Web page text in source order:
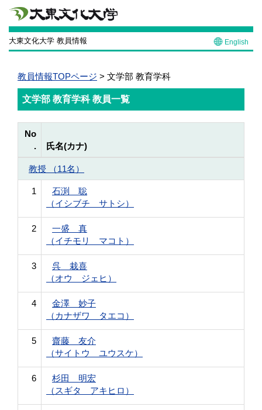
大東文化大学 教員情報 English
教員情報TOPページ > 文学部 教育学科
文学部 教育学科 教員一覧
No
.
氏名(カナ)
教授 （11名）
1
石渕 聡
（イシブチ サトシ）
2
一盛 真
（イチモリ マコト）
3
呉 栽喜
（オウ ジェヒ）
4
金澤 妙子
（カナザワ タエコ）
5
齋藤 友介
（サイトウ ユウスケ）
6
杉田 明宏
（スギタ アキヒロ）